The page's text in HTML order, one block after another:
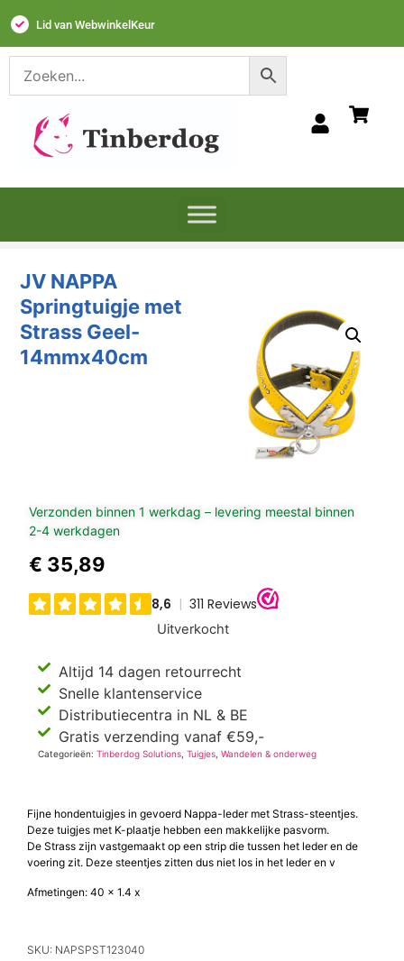
Lid van WebwinkelKeur
JV NAPPA
Springtuigje met
Strass Geel-
14mmx40cm
Verzonden binnen 1 werkdag – levering meestal binnen
2-4 werkdagen
€ 35,89
Uitverkocht
Altijd 14 dagen retourrecht
Snelle klantenservice
Distributiecentra in NL & BE
Gratis verzending vanaf €59,-
Categorieën:Tinberdog Solutions,Tuigjes,Wandelen & onderweg
Fijne hondentuigjes in gevoerd Nappa-leder met Strass-steentjes.
Deze tuigjes met K-plaatje hebben een makkelijke pasvorm.
De Strass zijn vastgemaakt op een strip die tussen het leder en de
voering zit. Deze steentjes zitten dus niet los in het leder en v
Afmetingen: 40 x 1.4 x
SKU: NAPSPST123040